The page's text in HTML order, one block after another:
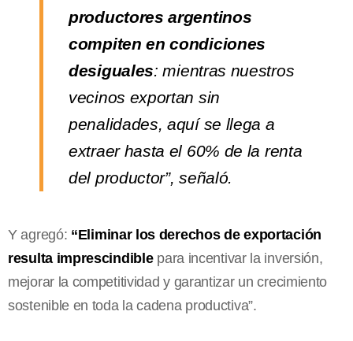
productores argentinos
compiten en condiciones
desiguales: mientras nuestros
vecinos exportan sin
penalidades, aquí se llega a
extraer hasta el 60% de la renta
del productor”, señaló.
Y agregó: “Eliminar los derechos de exportación
resulta imprescindiblepara incentivar la inversión,
mejorar la competitividad y garantizar un crecimiento
sostenible en toda la cadena productiva”.